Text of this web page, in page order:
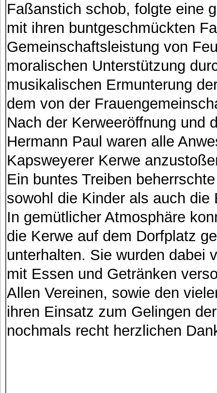
Faßanstich schob, folgte eine
mit ihren buntgeschmückten
Gemeinschaftsleistung von
moralischen Unterstützung
musikalischen Ermunterung
dem von der
Nach der Kerweeröffnung und
Hermann Paul waren alle
Kapsweyerer Kerwe
Ein buntes Treiben
sowohl die Kinder als auch
In gemütlicher Atmosphäre
die Kerwe auf dem Dorfplatz
unterhalten. Sie wurden dabei
mit Essen und Getränken
Allen Vereinen, sowie den
ihren Einsatz zum Gelingen
nochmals recht herzlichen